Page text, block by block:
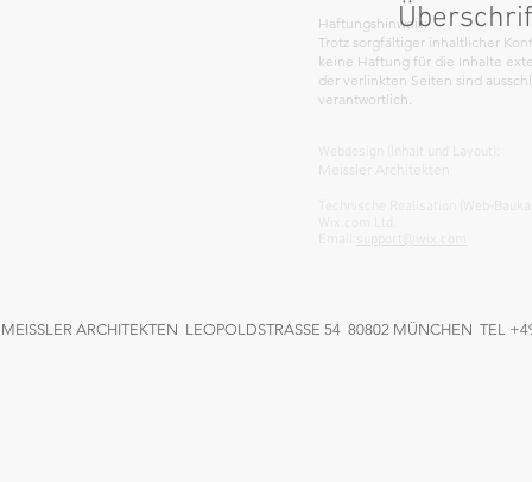
Haftungshinweis:
Trotz sorgfältiger inhaltlicher
keine Haftung für die Inhalte
der verlinkten Seiten sind
verantwortlich.
Meissler Architekten
MEISSLER ARCHITEKTEN LEOPOLDSTRASSE 54 80802 MÜNCHEN TEL